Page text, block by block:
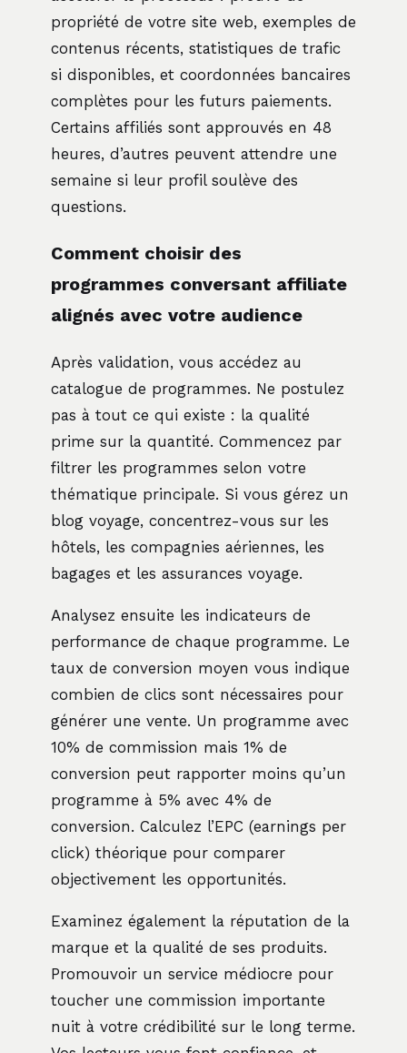
propriété de votre site web, exemples de
contenus récents, statistiques de trafic
si disponibles, et coordonnées bancaires
complètes pour les futurs paiements.
Certains affiliés sont approuvés en 48
heures, d’autres peuvent attendre une
semaine si leur profil soulève des
questions.
Comment choisir des
programmes conversant affiliate
alignés avec votre audience
Après validation, vous accédez au
catalogue de programmes. Ne postulez
pas à tout ce qui existe : la qualité
prime sur la quantité. Commencez par
filtrer les programmes selon votre
thématique principale. Si vous gérez un
blog voyage, concentrez-vous sur les
hôtels, les compagnies aériennes, les
bagages et les assurances voyage.
Analysez ensuite les indicateurs de
performance de chaque programme. Le
taux de conversion moyen vous indique
combien de clics sont nécessaires pour
générer une vente. Un programme avec
10% de commission mais 1% de
conversion peut rapporter moins qu’un
programme à 5% avec 4% de
conversion. Calculez l’EPC (earnings per
click) théorique pour comparer
objectivement les opportunités.
Examinez également la réputation de la
marque et la qualité de ses produits.
Promouvoir un service médiocre pour
toucher une commission importante
nuit à votre crédibilité sur le long terme.